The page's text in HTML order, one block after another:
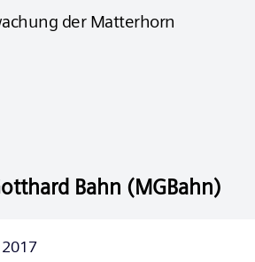
der Matterhorn
Bahn (MGBahn)
2017